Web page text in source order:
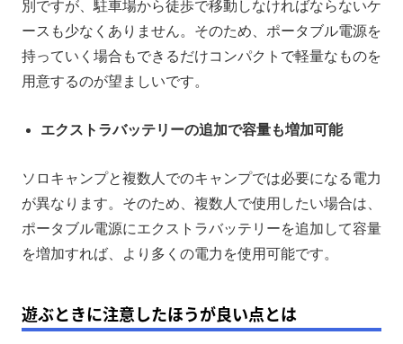
別ですが、駐車場から徒歩で移動しなければならないケ
ースも少なくありません。そのため、ポータブル電源を
持っていく場合もできるだけコンパクトで軽量なものを
用意するのが望ましいです。
エクストラバッテリーの追加で容量も増加可能
ソロキャンプと複数人でのキャンプでは必要になる電力
が異なります。そのため、複数人で使用したい場合は、
ポータブル電源にエクストラバッテリーを追加して容量
を増加すれば、より多くの電力を使用可能です。
遊ぶときに注意したほうが良い点とは